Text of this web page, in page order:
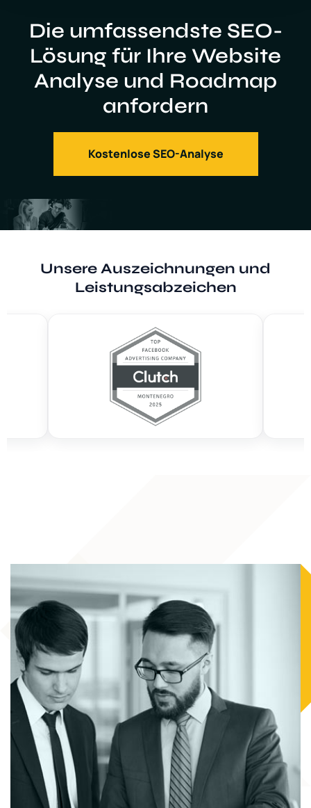
Die umfassendste SEO-
Lösung für Ihre Website
Analyse und Roadmap
anfordern
Kostenlose SEO-Analyse
Unsere Auszeichnungen und
Leistungsabzeichen